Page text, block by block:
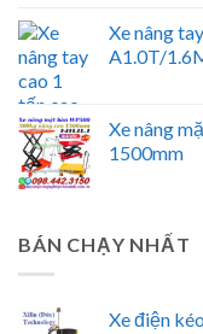
Xe nâng
A1.0T/
Xe nâng
1500mm
BÁN CHẠY NHẤT
Xe điện